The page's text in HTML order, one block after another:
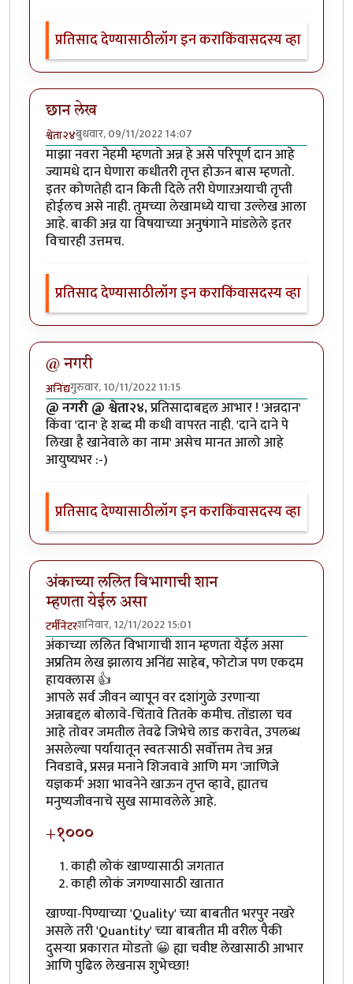
प्रतिसाद देण्यासाठीलॉग इन कराकिंवासदस्य व्हा
छान लेख
श्वेता२४बुधवार, 09/11/2022 14:07
माझा नवरा नेहमी म्हणतो अन्न हे असे परिपूर्ण दान आहे
ज्यामधे दान घेणारा कधीतरी तृप्त होऊन बास म्हणतो.
इतर कोणतेही दान किती दिले तरी घेणाऱअयाची तृप्ती
होईलच असे नाही. तुमच्या लेखामध्ये याचा उल्लेख आला
आहे. बाकी अन्न या विषयाच्या अनुषंगाने मांडलेले इतर
विचारही उत्तमच.
प्रतिसाद देण्यासाठीलॉग इन कराकिंवासदस्य व्हा
@ नगरी
अनिंद्यगुरुवार, 10/11/2022 11:15
@ नगरी @ श्वेता२४,प्रतिसादाबद्दल आभार ! 'अन्नदान'
किंवा 'दान' हे शब्द मी कधी वापरत नाही. 'दाने दाने पे
लिखा है खानेवाले का नाम' असेच मानत आलो आहे
आयुष्यभर :-)
प्रतिसाद देण्यासाठीलॉग इन कराकिंवासदस्य व्हा
अंकाच्या ललित विभागाची शान
म्हणता येईल असा
टर्मीनेटरशनिवार, 12/11/2022 15:01
अंकाच्या ललित विभागाची शान म्हणता येईल असा
अप्रतिम लेख झालाय अनिंद्य साहेब, फोटोज पण एकदम
हायक्लास 👍
आपले सर्व जीवन व्यापून वर दशांगुळे उरणाऱ्या
अन्नाबद्दल बोलावे-चिंतावे तितके कमीच. तोंडाला चव
आहे तोवर जमतील तेवढे जिभेचे लाड करावेत, उपलब्ध
असलेल्या पर्यायातून स्वतःसाठी सर्वोत्तम तेच अन्न
निवडावे, प्रसन्न मनाने शिजवावे आणि मग 'जाणिजे
यज्ञकर्म' अशा भावनेने खाऊन तृप्त व्हावे, ह्यातच
मनुष्यजीवनाचे सुख सामावलेले आहे.
+१०००
काही लोकं खाण्यासाठी जगतात
काही लोकं जगण्यासाठी खातात
खाण्या-पिण्याच्या 'Quality' च्या बाबतीत भरपुर नखरे
असले तरी 'Quantity' च्या बाबतीत मी वरील पैकी
दुसऱ्या प्रकारात मोडतो 😀 ह्या चवीष्ट लेखासाठी आभार
आणि पुढिल लेखनास शुभेच्छा!